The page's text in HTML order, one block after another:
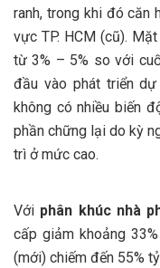
ranh, trong khi đó căn
vực TP. HCM (cũ).
từ 3% – 5% so với
đầu vào phát triển
không có nhiều biến
phần chững lại do kỳ
trì ở mức cao.
Với phân khúc nhà
cấp giảm khoảng
(mới) chiếm đến 55%